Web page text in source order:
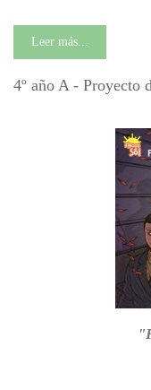
Leer más...
4º año A - Proyecto